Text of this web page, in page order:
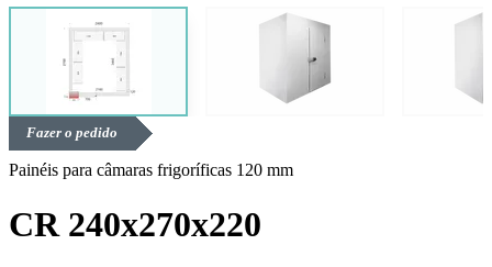
Fazer o pedido
Painéis para câmaras frigoríficas 120 mm
CR 240x270x220